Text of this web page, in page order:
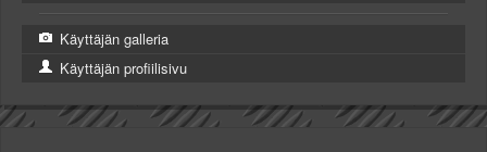
Käyttäjän galleria
Käyttäjän profiilisivu